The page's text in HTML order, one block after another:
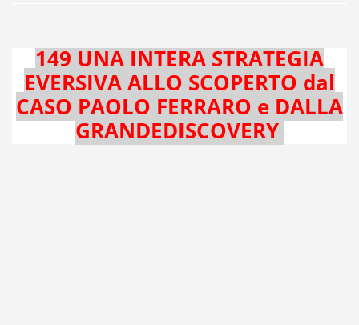
149 UNA INTERA STRATEGIA
EVERSIVA ALLO SCOPERTO dal
CASO PAOLO FERRARO e DALLA
GRANDEDISCOVERY